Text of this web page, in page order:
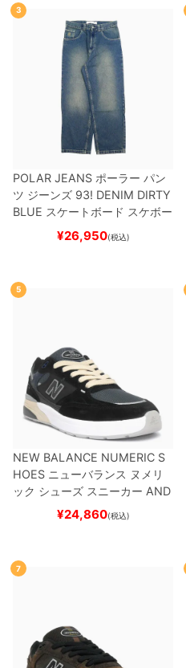
3
POLAR JEANS ポーラー パン
ツ ジーンズ 93! DENIM DIRTY
BLUE スケートボード スケボー
¥26,950(税込)
5
NEW BALANCE NUMERIC S
HOES ニューバランス ヌメリ
ック シューズ スニーカー AND
REW REYNOLDS 933
BLACK/NAVY
スケートボ
¥24,860(税込)
7